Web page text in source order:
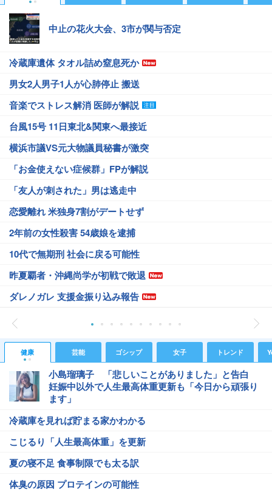
#フランス
中止の花火大会、3市が関与否定
冷蔵庫遺体 タオル詰め窒息死か
男女2人男子1人が心肺停止 搬送
音楽でストレス解消 医師が解説
台風15号 11日東北&関東へ最接近
横浜市議VS元大物議員秘書が激突
「お金使えない症候群」FPが解説
「友人が刺された」男は逃走中
恋愛離れ 米独身7割がデートせず
2年前の女性殺害 54歳娘を逮捕
10代で無期刑 社会に戻る可能性
昨夏覇者・沖縄尚学が初戦で敗退
ダレノガレ 支援金振り込み報告
健康 芸能 ゴシップ 女子 トレンド
小島瑠璃子 「悲しいことがありました」と告白
妊娠中以外で人生最高体重更新も「今日から頑張り
ます」
冷蔵庫を見れば貯まる家かわかる
こじるり「人生最高体重」を更新
夏の寝不足 食事制限でも太る訳
体臭の原因 プロテインの可能性